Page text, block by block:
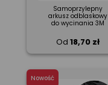
Samoprzylepny
arkusz odblaskowy
do wycinania 3M
Od 18,70 zł
Nowość